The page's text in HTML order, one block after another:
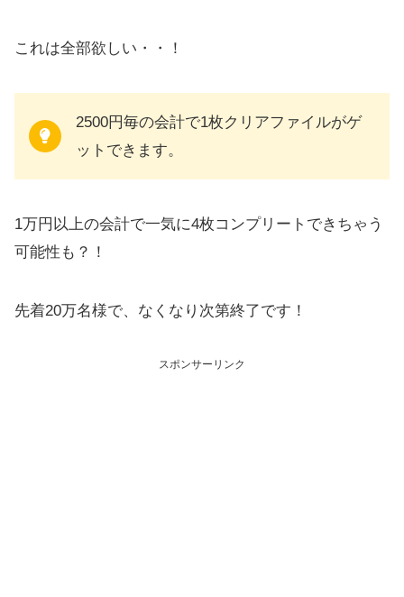
これは全部欲しい・・！
2500円毎の会計で1枚クリアファイルがゲ
ットできます。
1万円以上の会計で一気に4枚コンプリートできちゃう
可能性も？！
先着20万名様で、なくなり次第終了です！
スポンサーリンク